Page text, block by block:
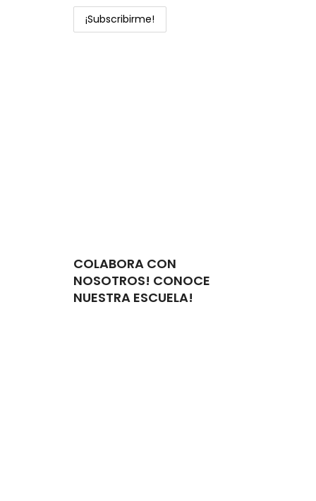
COLABORA CON
NOSOTROS! CONOCE
NUESTRA ESCUELA!